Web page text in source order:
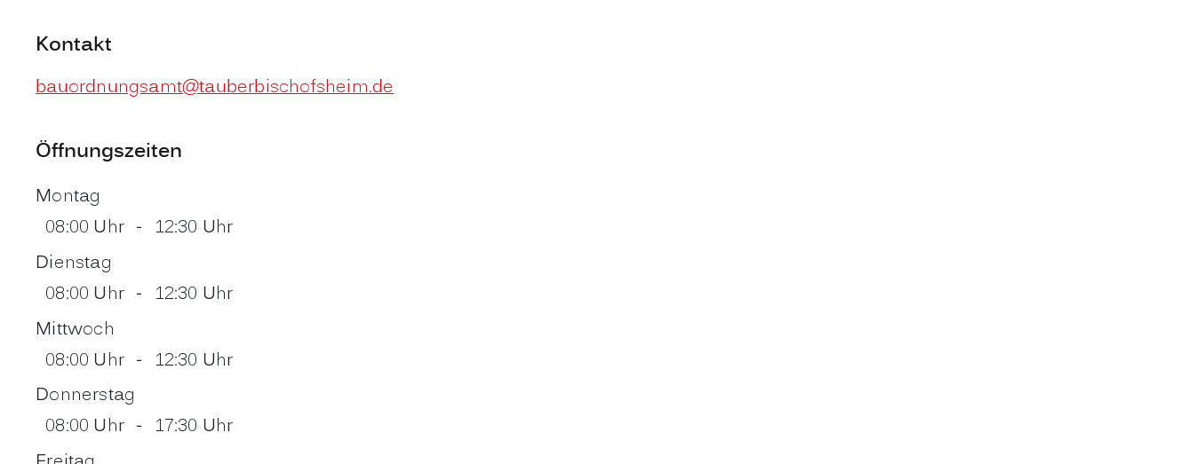
Kontakt
bauordnungsamt@tauberbischofsheim.de
Öffnungszeiten
Montag
08:00 Uhr - 12:30 Uhr
Dienstag
08:00 Uhr - 12:30 Uhr
Mittwoch
08:00 Uhr - 12:30 Uhr
Donnerstag
08:00 Uhr - 17:30 Uhr